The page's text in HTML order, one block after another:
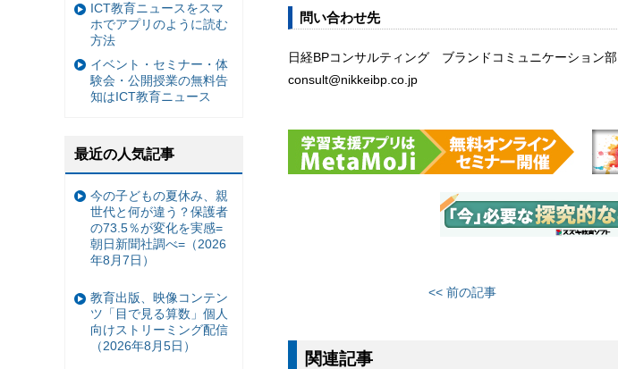
問い合わせ先
日経BPコンサルティング ブランドコミュニケーション部
consult@nikkeibp.co.jp
<< 前の記事
関連記事
ICT教育ニュースをスマ
ホでアプリのように読む
方法
イベント・セミナー・体
験会・公開授業の無料告
知はICT教育ニュース
最近の人気記事
今の子どもの夏休み、親
世代と何が違う？保護者
の73.5％が変化を実感=
朝日新聞社調べ=（2026
年8月7日）
教育出版、映像コンテン
ツ「目で見る算数」個人
向けストリーミング配信
（2026年8月5日）